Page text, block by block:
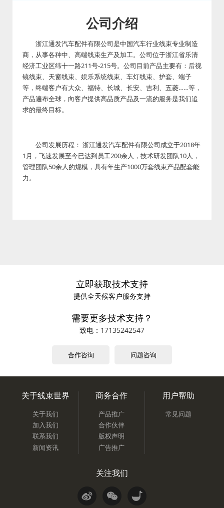
公司介绍
浙江通发汽车配件有限公司是中国汽车行业线束专业制造
商，从事各种中、高端线束生产及加工。公司位于浙江省乐清
经济工业区纬十一路211号-215号。公司目前产品主要有：后视
镜线束、天窗线束、娱乐系统线束、车灯线束、护套、端子
等，终端客户有大众、福特、长城、长安、吉利、五菱……等，
产品遍布全球，向客户提供高品质产品及一流的服务是我们追
求的最终目标。
公司发展历程： 浙江通发汽车配件有限公司成立于2018年
1月，飞速发展至今已达到员工200余人，技术研发团队10人，
管理团队50余人的规模，具有年生产1000万套线束产品配套能
力。
立即获取技术支持
提供全天候客户服务支持
需要更多技术支持？
致电： 17135242547
合作咨询 问题咨询
关于线束世界
关于我们
加入我们
联系我们
新闻资讯
商务合作
产品推广
合作伙伴
版权声明
广告推广
用户帮助
常见问题
关注我们